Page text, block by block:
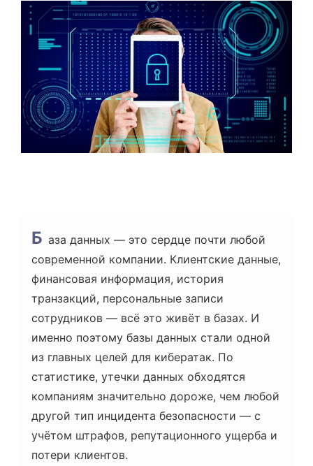
О
В
Н
И
Й
Ч
А
С
Ч
И
Т
А
Н
Н
Я
Б аза данных — это сердце почти любой
современной компании. Клиентские данные,
финансовая информация, история
транзакций, персональные записи
сотрудников — всё это живёт в базах. И
именно поэтому базы данных стали одной
из главных целей для кибератак. По
статистике, утечки данных обходятся
компаниям значительно дороже, чем любой
другой тип инцидента безопасности — с
учётом штрафов, репутационного ущерба и
потери клиентов.